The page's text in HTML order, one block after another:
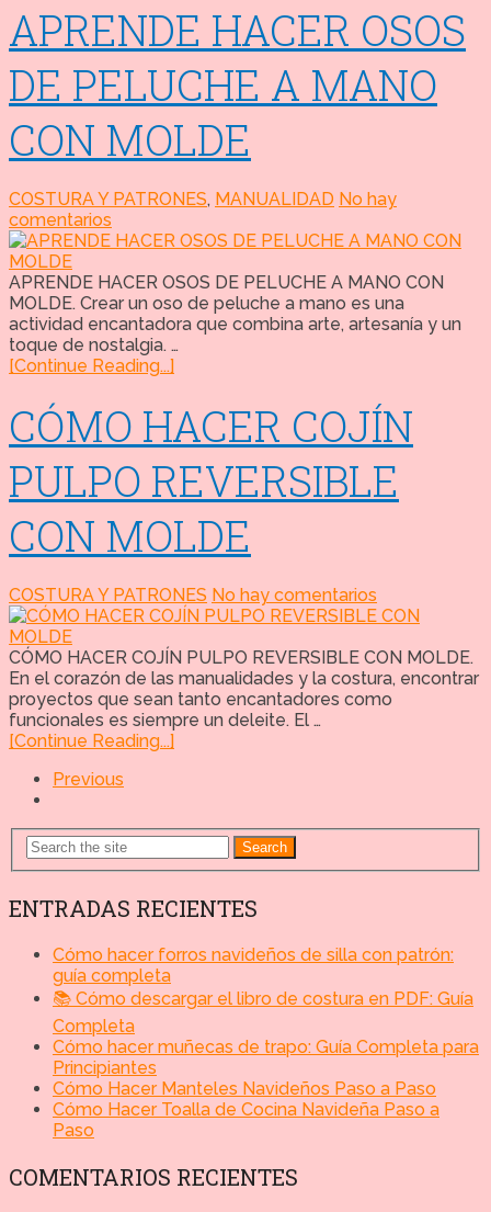
APRENDE HACER OSOS
DE PELUCHE A MANO
CON MOLDE
COSTURA Y PATRONES, MANUALIDAD No hay
comentarios
APRENDE HACER OSOS DE PELUCHE A MANO CON
MOLDE. Crear un oso de peluche a mano es una
actividad encantadora que combina arte, artesanía y un
toque de nostalgia. …
[Continue Reading...]
CÓMO HACER COJÍN
PULPO REVERSIBLE
CON MOLDE
COSTURA Y PATRONES No hay comentarios
CÓMO HACER COJÍN PULPO REVERSIBLE CON MOLDE.
En el corazón de las manualidades y la costura, encontrar
proyectos que sean tanto encantadores como
funcionales es siempre un deleite. El …
[Continue Reading...]
Previous
Search
ENTRADAS RECIENTES
Cómo hacer forros navideños de silla con patrón:
guía completa
📚 Cómo descargar el libro de costura en PDF: Guía
Completa
Cómo hacer muñecas de trapo: Guía Completa para
Principiantes
Cómo Hacer Manteles Navideños Paso a Paso
Cómo Hacer Toalla de Cocina Navideña Paso a
Paso
COMENTARIOS RECIENTES